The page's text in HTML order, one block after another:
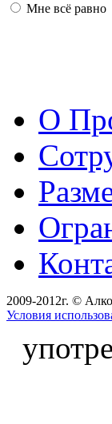
Мне всё равно
О
2009-2012г. ©
Условия